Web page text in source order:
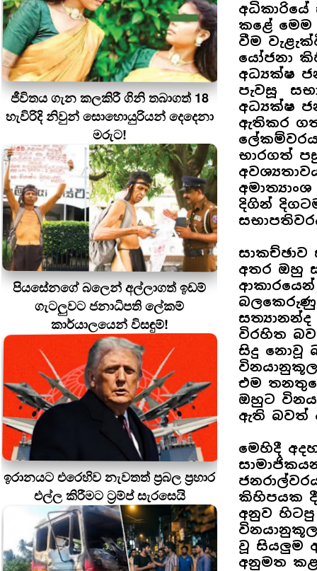
ජීවිතය ගැන කලකිරී ගිනි තබාගත් 18
හැවිරිදි නිවුන් සොහොයුරියන් දෙදෙනා
මරුට!
පියසේනගේ බලෙන් අල්ලාගත් ඉඩම්
ගැටලුවට ජනාධිපති ලේකම්
කාර්යාලයෙන් විසඳුම්!
ඉරානයට එරෙහිව නැවතත් ප්‍රබල ප්‍රහාර
එල්ල කිරීමට ට්‍රම්ප් සැරසෙයි
කළේ මෙම
වීම
යෝජනා
අධ්‍යක්ෂ
පැවසූ
අධ්‍යක්ෂ
ඇතිකර
භාරගත්
දිගින්
සාකච්ඡාව
අතර ඔහු
බලකෙරුණු
විරහිත
සිදු නොවූ
එම
ඔහුට
ඇති බවත්
මෙහිදී
කිහිපයක
අනුව හිටපු
වූ සියලුම
අනුමත